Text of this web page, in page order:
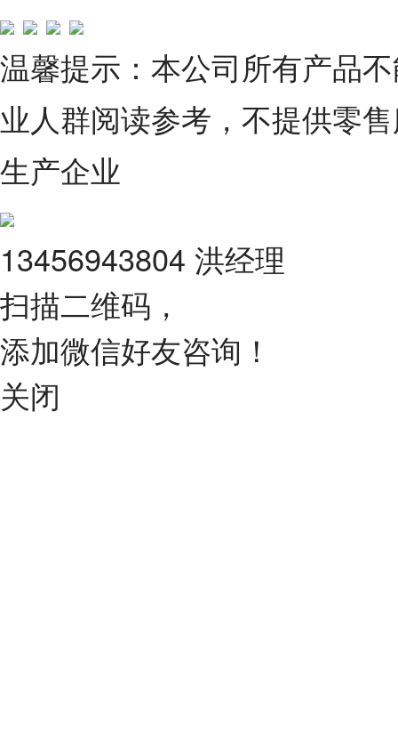
温馨提示：本公司所有产品
业人群阅读参考，不提供零
生产企业
13456943804 洪经理
扫描二维码，
添加微信好友咨询！
关闭